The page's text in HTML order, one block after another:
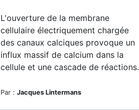
L'ouverture de la membrane
cellulaire électriquement chargée
des canaux calciques provoque un
influx massif de calcium dans la
cellule et une cascade de réactions.
Par : Jacques Lintermans